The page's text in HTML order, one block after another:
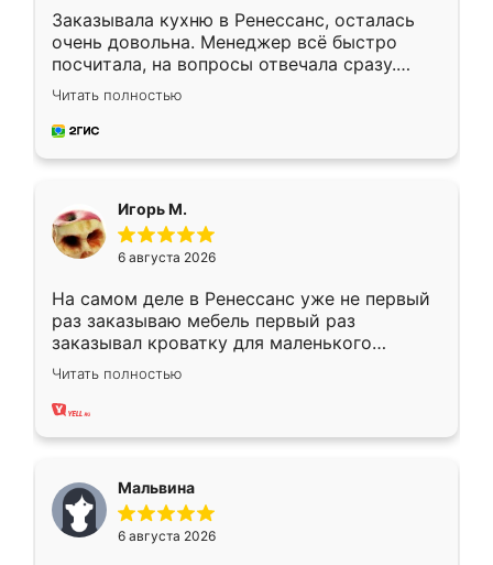
Заказывала кухню в Ренессанс, осталась
очень довольна. Менеджер всё быстро
посчитала, на вопросы отвечала сразу.
Замерщик приехал в субботу, подошёл к
делу со всей ответственностью. Собрали
за день, ребята работали аккуратно, даже
Читать полностью
Игорь М.
6 августа 2026
На самом деле в Ренессанс уже не первый
раз заказываю мебель первый раз
заказывал кроватку для маленького
ребёнка при его рождении ,во второй раз
заказал шкаф-купе. По качеству очень
хорошее сборка достаточно быстрая,
меньше, здесь же он более разнообразный.
Мне нравится ,если что-то потребуется из
мебели буду заказывать только здесь.
Читать полностью
Мальвина
6 августа 2026